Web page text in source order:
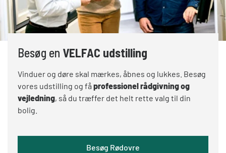
Besøg en VELFAC udstilling
Vinduer og døre skal mærkes, åbnes og lukkes. Besøg
vores udstilling og få professionel rådgivning og
vejledning, så du træffer det helt rette valg til din
bolig.
Besøg Rødovre